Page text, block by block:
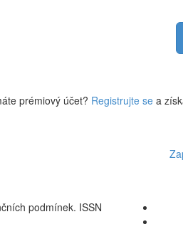
prémiový účet? Registrujte sea
podmínek. ISSN